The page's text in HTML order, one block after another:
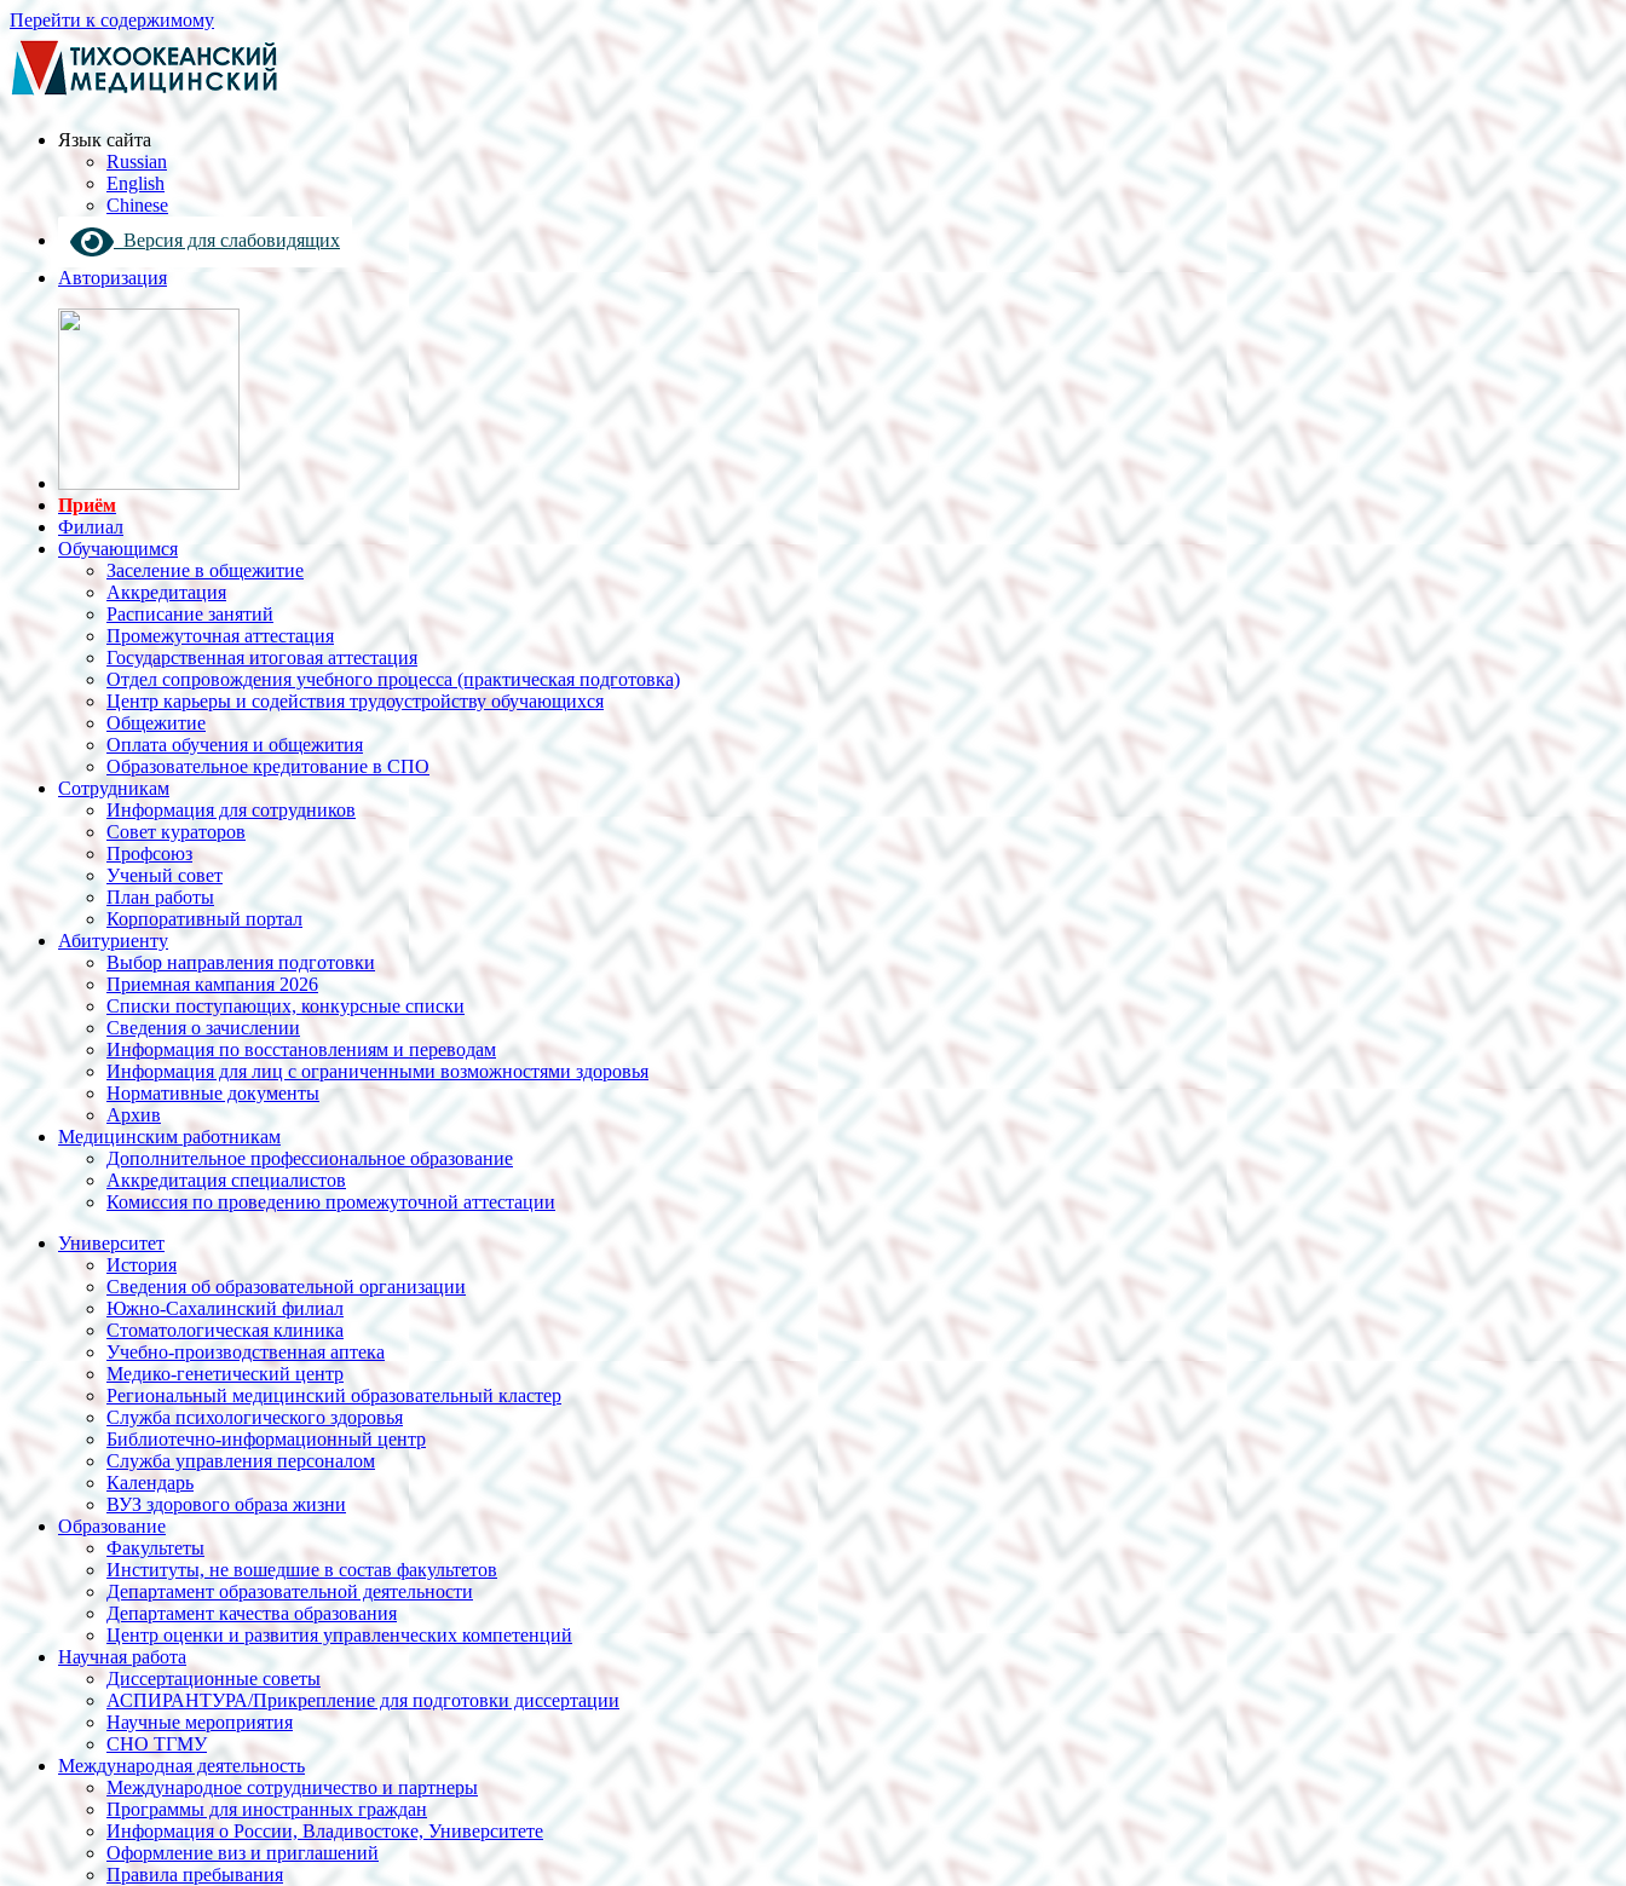
Перейти к содержимому
Язык cайта
Russian
English
Chinese
Версия для слабовидящих
Авторизация
Приём
Филиал
Обучающимся
Заселение в общежитие
Аккредитация
Расписание занятий
Промежуточная аттестация
Государственная итоговая аттестация
Отдел сопровождения учебного процесса (практическая подготовка)
Центр карьеры и содействия трудоустройству обучающихся
Общежитие
Оплата обучения и общежития
Образовательное кредитование в СПО
Сотрудникам
Информация для сотрудников
Совет кураторов
Профсоюз
Ученый совет
План работы
Корпоративный портал
Абитуриенту
Выбор направления подготовки
Приемная кампания 2026
Списки поступающих, конкурсные списки
Сведения о зачислении
Информация по восстановлениям и переводам
Информация для лиц с ограниченными возможностями здоровья
Нормативные документы
Архив
Медицинским работникам
Дополнительное профессиональное образование
Аккредитация специалистов
Комиссия по проведению промежуточной аттестации
Университет
История
Сведения об образовательной организации
Южно-Сахалинский филиал
Стоматологическая клиника
Учебно-производственная аптека
Медико-генетический центр
Региональный медицинский образовательный кластер
Служба психологического здоровья
Библиотечно-информационный центр
Служба управления персоналом
Календарь
ВУЗ здорового образа жизни
Образование
Факультеты
Институты, не вошедшие в состав факультетов
Департамент образовательной деятельности
Департамент качества образования
Центр оценки и развития управленческих компетенций
Научная работа
Диссертационные советы
АСПИРАНТУРА/Прикрепление для подготовки диссертации
Научные мероприятия
СНО ТГМУ
Международная деятельность
Международное сотрудничество и партнеры
Программы для иностранных граждан
Информация о России, Владивостоке, Университете
Оформление виз и приглашений
Правила пребывания